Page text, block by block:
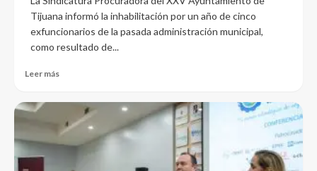
Tijuana informó la inhabilitación por un año de cinco
exfuncionarios de la pasada administración municipal,
como resultado de...
Leer más